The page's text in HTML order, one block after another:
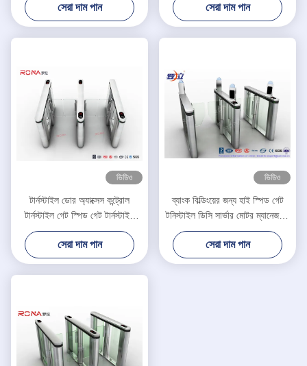
সেরা দাম পান সেরা দাম পান
ভিডিও
টার্নস্টাইল ডোর অ্যাক্সেস কন্ট্রোল
টার্নস্টাইল গেট স্পিড গেট টার্নস্টাইল
অফিস বিল্ডিংয়ের জন্য
সেরা দাম পান
ভিডিও
ব্যাংক বিল্ডিংয়ের জন্য হাই স্পিড গেট
টনিস্টাইল ডিসি সার্ভার মোটর ম্যানেজমেন্ট
ম্যানেজমেন্ট সিস্টেম
সেরা দাম পান